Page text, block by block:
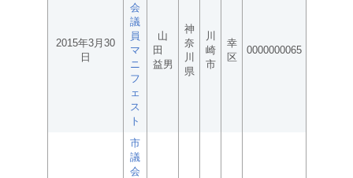
2015年3月30
日
会
議
員
マ
ニ
フ
ェ
ス
ト
山
田
益男
神
奈
川
県
川
崎
市
幸
区
0000000065
市
議
会